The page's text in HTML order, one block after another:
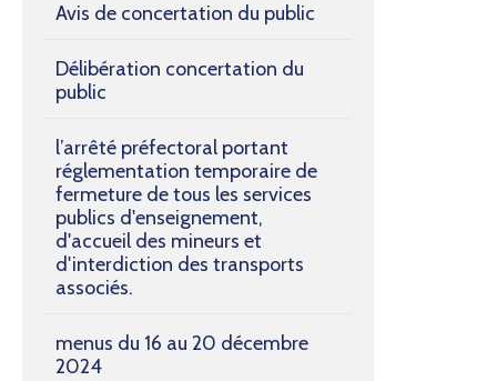
Avis de concertation du public
Délibération concertation du
public
l’arrêté préfectoral portant
réglementation temporaire de
fermeture de tous les services
publics d'enseignement,
d'accueil des mineurs et
d'interdiction des transports
associés.
menus du 16 au 20 décembre
2024